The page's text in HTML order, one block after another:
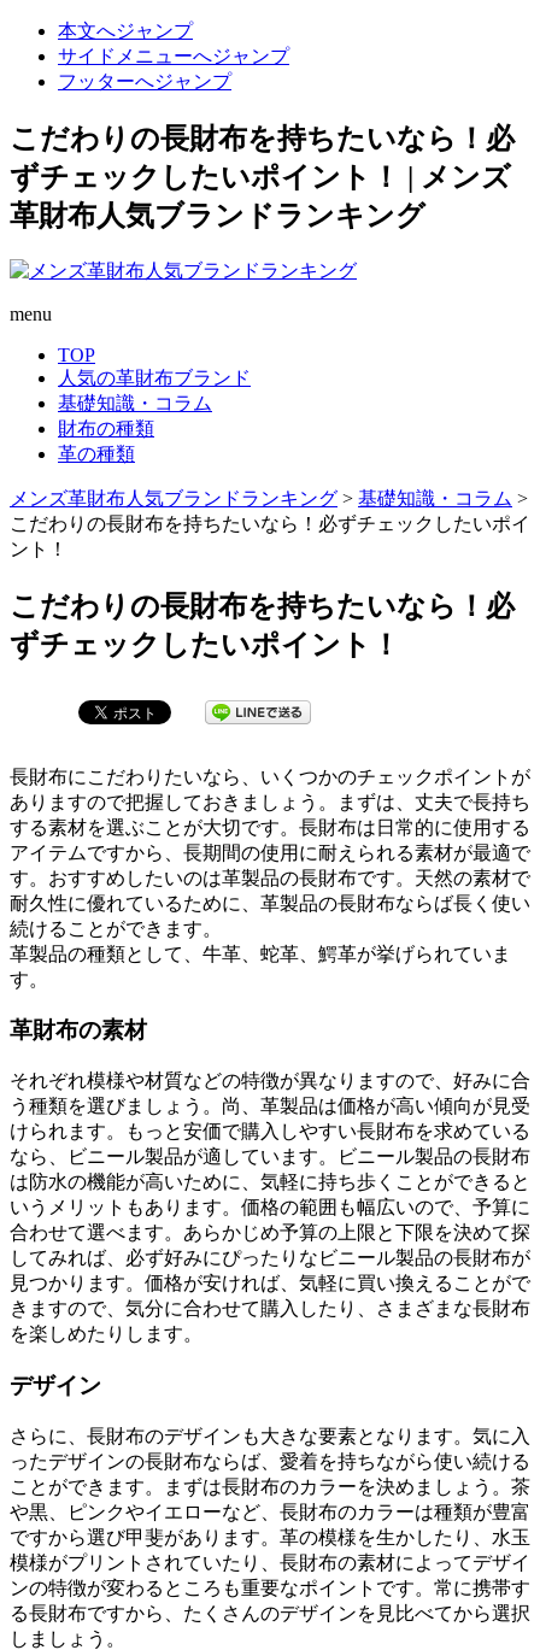
本文へジャンプ
サイドメニューへジャンプ
フッターへジャンプ
こだわりの長財布を持ちたいなら！必
ずチェックしたいポイント！ | メンズ
革財布人気ブランドランキング
menu
TOP
人気の革財布ブランド
基礎知識・コラム
財布の種類
革の種類
メンズ革財布人気ブランドランキング > 基礎知識・コラム >
こだわりの長財布を持ちたいなら！必ずチェックしたいポイ
ント！
こだわりの長財布を持ちたいなら！必
ずチェックしたいポイント！
長財布にこだわりたいなら、いくつかのチェックポイントが
ありますので把握しておきましょう。まずは、丈夫で長持ち
する素材を選ぶことが大切です。長財布は日常的に使用する
アイテムですから、長期間の使用に耐えられる素材が最適で
す。おすすめしたいのは革製品の長財布です。天然の素材で
耐久性に優れているために、革製品の長財布ならば長く使い
続けることができます。
革製品の種類として、牛革、蛇革、鰐革が挙げられていま
す。
革財布の素材
それぞれ模様や材質などの特徴が異なりますので、好みに合
う種類を選びましょう。尚、革製品は価格が高い傾向が見受
けられます。もっと安価で購入しやすい長財布を求めている
なら、ビニール製品が適しています。ビニール製品の長財布
は防水の機能が高いために、気軽に持ち歩くことができると
いうメリットもあります。価格の範囲も幅広いので、予算に
合わせて選べます。あらかじめ予算の上限と下限を決めて探
してみれば、必ず好みにぴったりなビニール製品の長財布が
見つかります。価格が安ければ、気軽に買い換えることがで
きますので、気分に合わせて購入したり、さまざまな長財布
を楽しめたりします。
デザイン
さらに、長財布のデザインも大きな要素となります。気に入
ったデザインの長財布ならば、愛着を持ちながら使い続ける
ことができます。まずは長財布のカラーを決めましょう。茶
や黒、ピンクやイエローなど、長財布のカラーは種類が豊富
ですから選び甲斐があります。革の模様を生かしたり、水玉
模様がプリントされていたり、長財布の素材によってデザイ
ンの特徴が変わるところも重要なポイントです。常に携帯す
る長財布ですから、たくさんのデザインを見比べてから選択
しましょう。